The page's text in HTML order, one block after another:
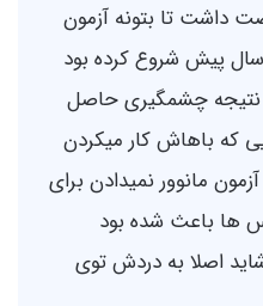
تنها 7 ماه فرصت داشت تا بتونه آزمون
آیلس بده، در واقع ایشون 2 سال پیش شروع کرده بود
نتیجه چشمگیری حاصل
که باهاش کار میکردن
مانوور نمیدادن برای
ها باعث شده بود
اصلا به دردش توی